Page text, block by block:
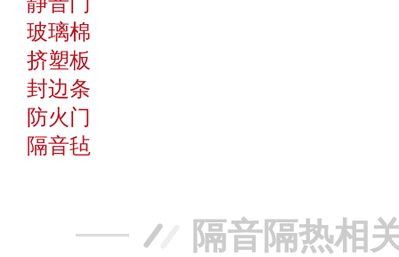
玻璃棉
挤塑板
封边条
防火门
隔音毡
隔音隔热相